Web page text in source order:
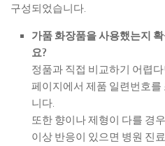
구성되었습니다.
가품 화장품을 사용했는지
요?
정품과 직접 비교하기 어렵
페이지에서 제품 일련번호
니다.
또한 향이나 제형이 다를 경
이상 반응이 있으면 병원 진